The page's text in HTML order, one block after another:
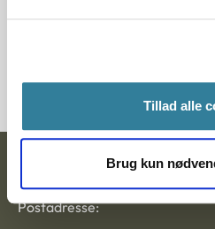
Tillad alle
Brug kun
Ankestyrelsen
Postadresse: